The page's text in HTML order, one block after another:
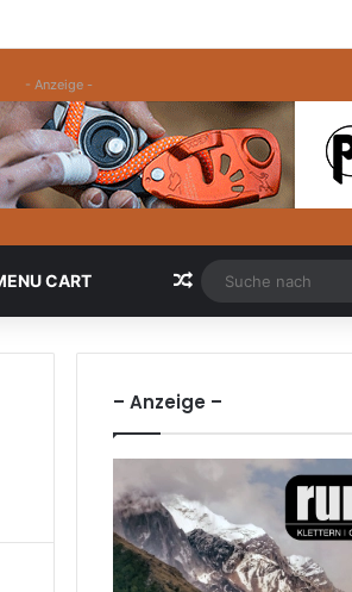
- Anzeige -
CART Zufällige Artikel
– Anzeige –